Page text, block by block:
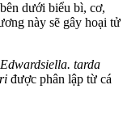
dưới biểu bì, cơ,
này sẽ gây hoại tử
Edwardsiella. tarda
được phân lập từ cá